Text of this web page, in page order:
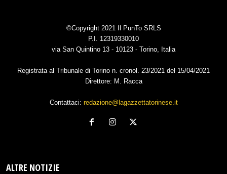
©Copyright 2021 Il PunTo SRLS
P.I. 12319330010
via San Quintino 13 - 10123 - Torino, Italia
Registrata al Tribunale di Torino n. cronol. 23/2021 del 15/04/2021
Direttore: M. Racca
Contattaci: redazione@lagazzettatorinese.it
ALTRE NOTIZIE